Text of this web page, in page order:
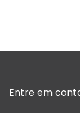
Entre em